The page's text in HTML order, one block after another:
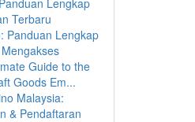
Lengkap
Terbaru
Panduan Lengkap
Guide to the
Goods Em...
Malaysia:
& Pendaftaran